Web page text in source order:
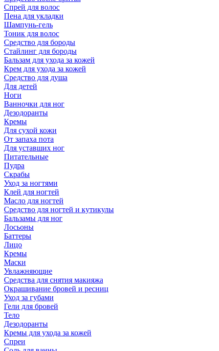
Спрей для волос
Пена для укладки
Шампунь-гель
Тоник для волос
Средство для бороды
Стайлинг для бороды
Бальзам для ухода за кожей
Крем для ухода за кожей
Средство для душа
Для детей
Ноги
Ванночки для ног
Дезодоранты
Кремы
Для сухой кожи
От запаха пота
Для уставших ног
Питательные
Пудра
Скрабы
Уход за ногтями
Клей для ногтей
Масло для ногтей
Средство для ногтей и кутикулы
Бальзамы для ног
Лосьоны
Баттеры
Лицо
Кремы
Маски
Увлажняющие
Средства для снятия макияжа
Окрашивание бровей и ресниц
Уход за губами
Гели для бровей
Тело
Дезодоранты
Кремы для ухода за кожей
Спреи